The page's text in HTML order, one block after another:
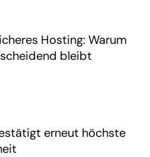
Hosting: Warum
bleibt
erneut höchste